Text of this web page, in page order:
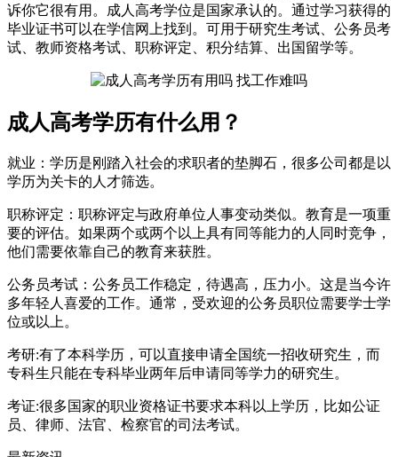
诉你它很有用。成人高考学位是国家承认的。通过学习获得的
毕业证书可以在学信网上找到。可用于研究生考试、公务员考
试、教师资格考试、职称评定、积分结算、出国留学等。
成人高考学历有什么用？
就业：学历是刚踏入社会的求职者的垫脚石，很多公司都是以
学历为关卡的人才筛选。
职称评定：职称评定与政府单位人事变动类似。教育是一项重
要的评估。如果两个或两个以上具有同等能力的人同时竞争，
他们需要依靠自己的教育来获胜。
公务员考试：公务员工作稳定，待遇高，压力小。这是当今许
多年轻人喜爱的工作。通常，受欢迎的公务员职位需要学士学
位或以上。
考研:有了本科学历，可以直接申请全国统一招收研究生，而
专科生只能在专科毕业两年后申请同等学力的研究生。
考证:很多国家的职业资格证书要求本科以上学历，比如公证
员、律师、法官、检察官的司法考试。